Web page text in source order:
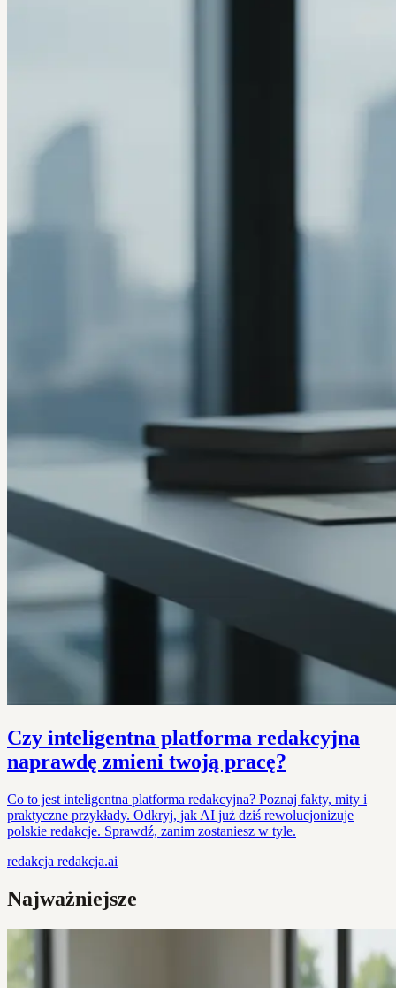
Czy inteligentna platforma redakcyjna
naprawdę zmieni twoją pracę?
Co to jest inteligentna platforma redakcyjna? Poznaj fakty, mity i
praktyczne przykłady. Odkryj, jak AI już dziś rewolucjonizuje
polskie redakcje. Sprawdź, zanim zostaniesz w tyle.
redakcja redakcja.ai
Najważniejsze